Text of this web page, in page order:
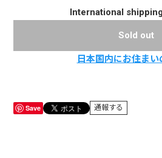
International
Sold out
日本国内にお住まい
Save 通報する